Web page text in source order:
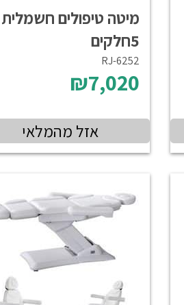
מיטה טיפולים חשמלית
5חלקים
RJ-6252
₪7,020
אזל מהמלאי